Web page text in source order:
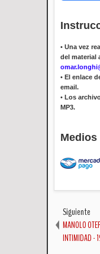
• Una vez
del material
• El enlace
email.
• Los
MP3.
Siguiente
MANOLO
INTIMIDAD -